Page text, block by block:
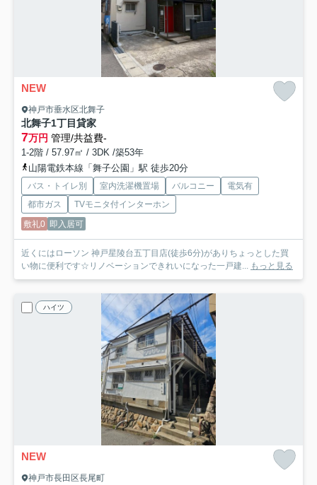
NEW
神戸市垂水区北舞子
北舞子1丁目貸家
7万円 管理/共益費-
1-2階 / 57.97㎡ / 3DK /築53年
山陽電鉄本線「舞子公園」駅 徒歩20分
バス・トイレ別 室内洗濯機置場 バルコニー
電気有
都市ガス
TVモニタ付インターホン
敷礼0 即入居可
近くにはローソン 神戸星陵台五丁目店(徒歩6分)がありちょっとした買
い物に便利です☆リノベーションできれいになった一戸建... もっと見る
ハイツ
NEW
神戸市長田区長尾町